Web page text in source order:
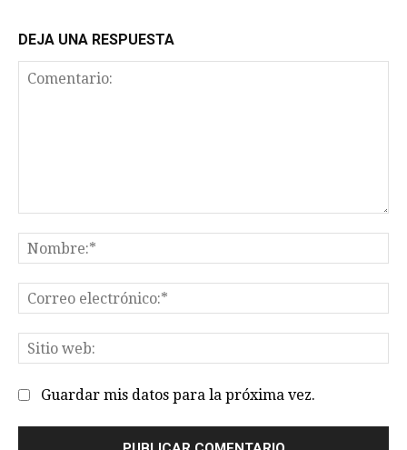
DEJA UNA RESPUESTA
Guardar mis datos para la próxima vez.